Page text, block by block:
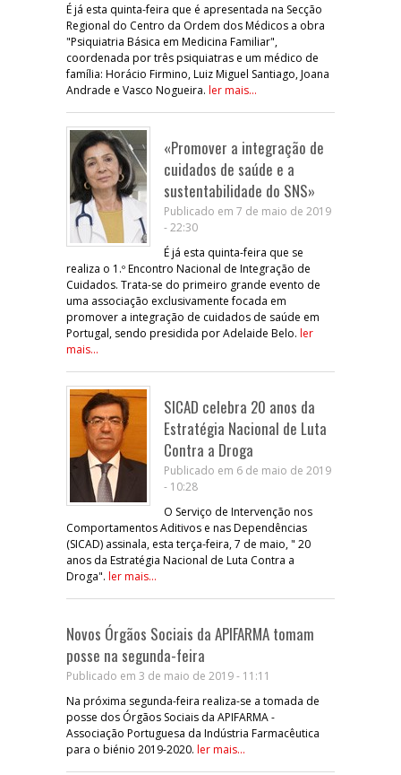
É já esta quinta-feira que é apresentada na Secção
Regional do Centro da Ordem dos Médicos a obra
"Psiquiatria Básica em Medicina Familiar",
coordenada por três psiquiatras e um médico de
família: Horácio Firmino, Luiz Miguel Santiago, Joana
Andrade e Vasco Nogueira. ler mais...
«Promover a integração de
cuidados de saúde e a
sustentabilidade do SNS»
Publicado em 7 de maio de 2019
- 22:30
É já esta quinta-feira que se
realiza o 1.º Encontro Nacional de Integração de
Cuidados. Trata-se do primeiro grande evento de
uma associação exclusivamente focada em
promover a integração de cuidados de saúde em
Portugal, sendo presidida por Adelaide Belo. ler
mais...
SICAD celebra 20 anos da
Estratégia Nacional de Luta
Contra a Droga
Publicado em 6 de maio de 2019
- 10:28
O Serviço de Intervenção nos
Comportamentos Aditivos e nas Dependências
(SICAD) assinala, esta terça-feira, 7 de maio, " 20
anos da Estratégia Nacional de Luta Contra a
Droga". ler mais...
Novos Órgãos Sociais da APIFARMA tomam
posse na segunda-feira
Publicado em 3 de maio de 2019 - 11:11
Na próxima segunda-feira realiza-se a tomada de
posse dos Órgãos Sociais da APIFARMA -
Associação Portuguesa da Indústria Farmacêutica
para o biénio 2019-2020. ler mais...